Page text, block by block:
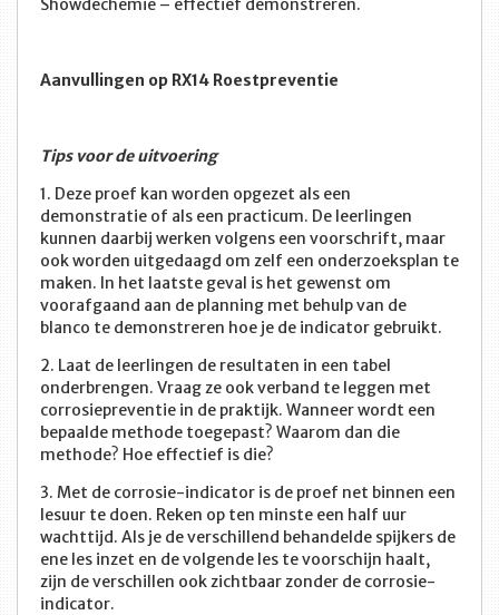
Showdechemie – effectief demonstreren.
Aanvullingen op RX14 Roestpreventie
Tips voor de uitvoering
1. Deze proef kan worden opgezet als een
demonstratie of als een practicum. De leerlingen
kunnen daarbij werken volgens een voorschrift, maar
ook worden uitgedaagd om zelf een onderzoeksplan te
maken. In het laatste geval is het gewenst om
voorafgaand aan de planning met behulp van de
blanco te demonstreren hoe je de indicator gebruikt.
2. Laat de leerlingen de resultaten in een tabel
onderbrengen. Vraag ze ook verband te leggen met
corrosiepreventie in de praktijk. Wanneer wordt een
bepaalde methode toegepast? Waarom dan die
methode? Hoe effectief is die?
3. Met de corrosie-indicator is de proef net binnen een
lesuur te doen. Reken op ten minste een half uur
wachttijd. Als je de verschillend behandelde spijkers de
ene les inzet en de volgende les te voorschijn haalt,
zijn de verschillen ook zichtbaar zonder de corrosie-
indicator.